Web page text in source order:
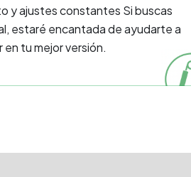
y ajustes constantes Si buscas
estaré encantada de ayudarte a
tu mejor versión.